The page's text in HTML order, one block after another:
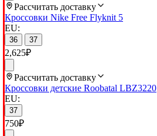
Рассчитать доставку
Кроссовки Nike Free Flyknit 5
EU:
36 37
2,625₽
Рассчитать доставку
Кроссовки детские Roobatal LBZ3220
EU:
37
750₽